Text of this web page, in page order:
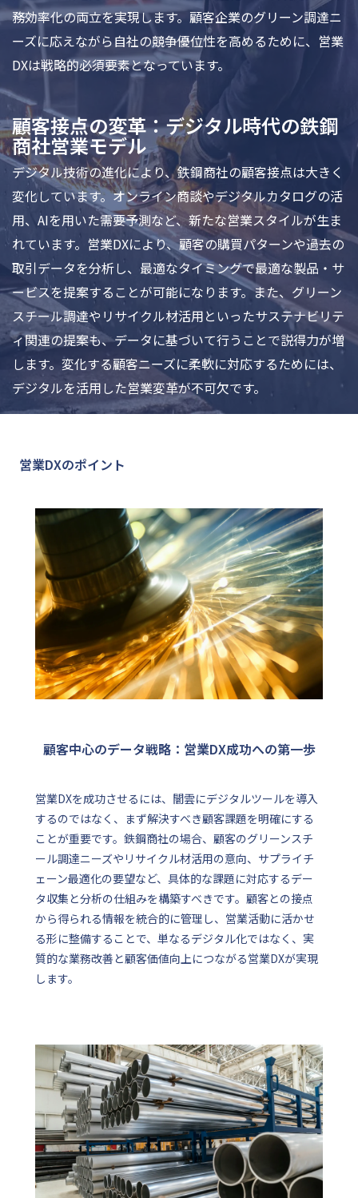
務効率化の両立を実現します。顧客企業のグリーン調達ニ
ーズに応えながら自社の競争優位性を高めるために、営業
DXは戦略的必須要素となっています。
顧客接点の変革：デジタル時代の鉄鋼
商社営業モデル
デジタル技術の進化により、鉄鋼商社の顧客接点は大きく
変化しています。オンライン商談やデジタルカタログの活
用、AIを用いた需要予測など、新たな営業スタイルが生ま
れています。営業DXにより、顧客の購買パターンや過去の
取引データを分析し、最適なタイミングで最適な製品・サ
ービスを提案することが可能になります。また、グリーン
スチール調達やリサイクル材活用といったサステナビリテ
ィ関連の提案も、データに基づいて行うことで説得力が増
します。変化する顧客ニーズに柔軟に対応するためには、
デジタルを活用した営業変革が不可欠です。
営業DXのポイント
顧客中心のデータ戦略：営業DX成功への第一歩
営業DXを成功させるには、闇雲にデジタルツールを導入
するのではなく、まず解決すべき顧客課題を明確にする
ことが重要です。鉄鋼商社の場合、顧客のグリーンスチ
ール調達ニーズやリサイクル材活用の意向、サプライチ
ェーン最適化の要望など、具体的な課題に対応するデー
タ収集と分析の仕組みを構築すべきです。顧客との接点
から得られる情報を統合的に管理し、営業活動に活かせ
る形に整備することで、単なるデジタル化ではなく、実
質的な業務改善と顧客価値向上につながる営業DXが実現
します。